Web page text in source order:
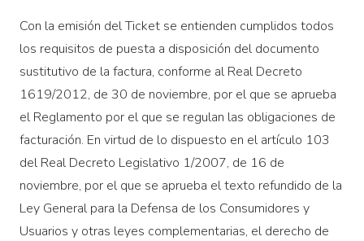
Con la emisión del Ticket se entienden cumplidos todos
los requisitos de puesta a disposición del documento
sustitutivo de la factura, conforme al Real Decreto
1619/2012, de 30 de noviembre, por el que se aprueba
el Reglamento por el que se regulan las obligaciones de
facturación. En virtud de lo dispuesto en el artículo 103
del Real Decreto Legislativo 1/2007, de 16 de
noviembre, por el que se aprueba el texto refundido de la
Ley General para la Defensa de los Consumidores y
Usuarios y otras leyes complementarias, el derecho de